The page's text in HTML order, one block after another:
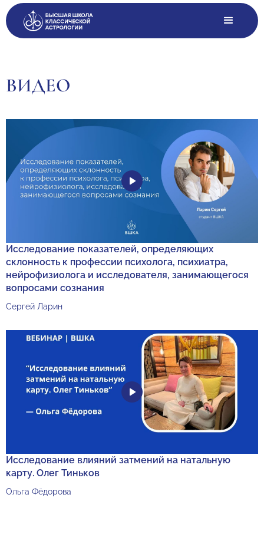
ВИДЕО
Исследование показателей, определяющих
склонность к профессии психолога, психиатра,
нейрофизиолога и исследователя, занимающегося
вопросами сознания
Сергей Ларин
Исследование влияний затмений на натальную
карту. Олег Тиньков
Ольга Фёдорова